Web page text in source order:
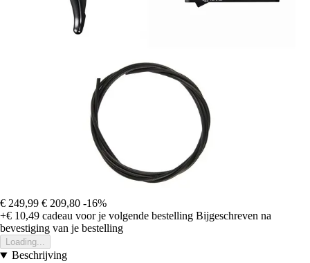
€ 249,99 € 209,80 -16%
+€ 10,49 cadeau voor je volgende bestelling Bijgeschreven na
bevestiging van je bestelling
Loading...
Beschrijving